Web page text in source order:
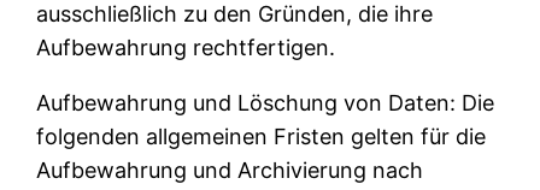
ausschließlich zu den Gründen, die ihre
Aufbewahrung rechtfertigen.
Aufbewahrung und Löschung von Daten: Die
folgenden allgemeinen Fristen gelten für die
Aufbewahrung und Archivierung nach